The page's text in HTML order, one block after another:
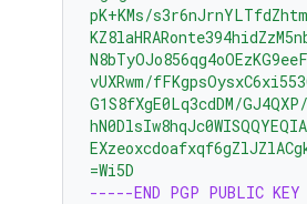
pK+KMs/
vUXRwm/
G1S8fXgE0Lq3cdDM/
=Wi5D
-----END PGP PUBLIC